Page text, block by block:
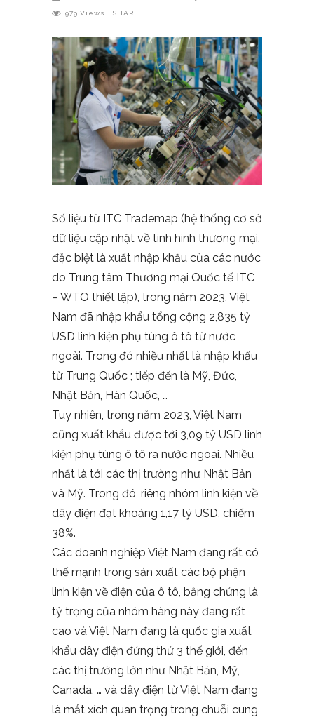
979 Views SHARE
Số liệu từ ITC Trademap (hệ thống cơ sở
dữ liệu cập nhật về tình hình thương mại,
đặc biệt là xuất nhập khẩu của các nước
do Trung tâm Thương mại Quốc tế ITC
– WTO thiết lập), trong năm 2023, Việt
Nam đã nhập khẩu tổng cộng 2,835 tỷ
USD linh kiện phụ tùng ô tô từ nước
ngoài. Trong đó nhiều nhất là nhập khẩu
từ Trung Quốc ; tiếp đến là Mỹ, Đức,
Nhật Bản, Hàn Quốc, …
Tuy nhiên, trong năm 2023, Việt Nam
cũng xuất khẩu được tới 3,09 tỷ USD linh
kiện phụ tùng ô tô ra nước ngoài. Nhiều
nhất là tới các thị trường như Nhật Bản
và Mỹ. Trong đó, riêng nhóm linh kiện về
dây điện đạt khoảng 1,17 tỷ USD, chiếm
38%.
Các doanh nghiệp Việt Nam đang rất có
thế mạnh trong sản xuất các bộ phận
linh kiện về điện của ô tô, bằng chứng là
tỷ trọng của nhóm hàng này đang rất
cao và Việt Nam đang là quốc gia xuất
khẩu dây điện đứng thứ 3 thế giới, đến
các thị trường lớn như Nhật Bản, Mỹ,
Canada, … và dây điện từ Việt Nam đang
là mắt xích quan trọng trong chuỗi cung